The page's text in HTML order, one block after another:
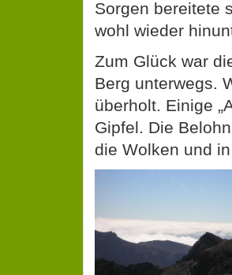
Sorgen bereitete
wohl wieder
Zum Glück war
Berg unterwegs.
überholt. Einige
Gipfel. Die
die Wolken und